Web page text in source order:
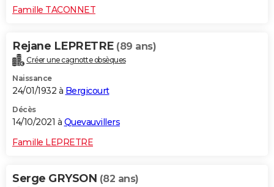
Famille TACONNET
Rejane LEPRETRE (89 ans)
Créer une cagnotte obsèques
Naissance
24/01/1932 à Bergicourt
Décès
14/10/2021 à Quevauvillers
Famille LEPRETRE
Serge GRYSON (82 ans)